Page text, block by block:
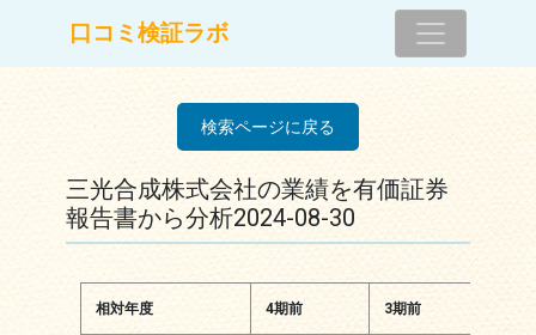
メインナビゲーション
口コミ検証ラボ
検索ページに戻る
三光合成株式会社の業績を有価証券
報告書から分析2024-08-30
相対年度 4期前 3期前